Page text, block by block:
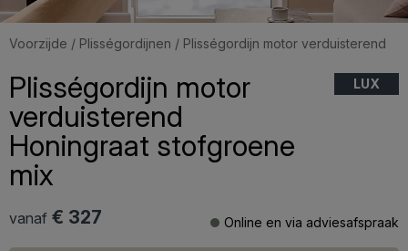
Voorzijde / Plisségordijnen / Plisségordijn motor verduisterend
Plisségordijn motor
verduisterend
Honingraat stofgroene
mix
LUX
vanaf € 327 Online en via adviesafspraak